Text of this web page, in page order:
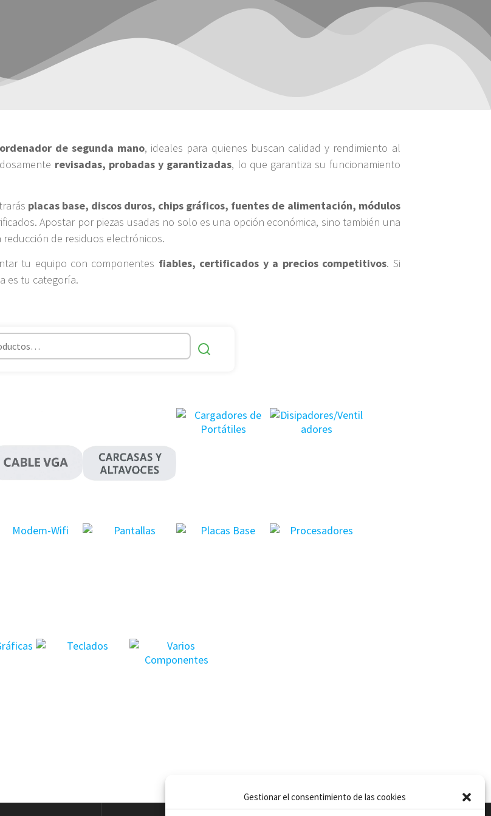
Gestionar el consentimiento de las cookies
de segunda mano, ideales para quienes buscan calidad y rendimiento al
revisadas, probadas y garantizadas, lo que garantiza su funcionamiento
placas base, discos duros, chips gráficos, fuentes de alimentación, módulos
Apostar por piezas usadas no solo es una opción económica, sino también una
de residuos electrónicos.
tu equipo con componentes fiables, certificados y a precios competitivos. Si
es tu categoría.